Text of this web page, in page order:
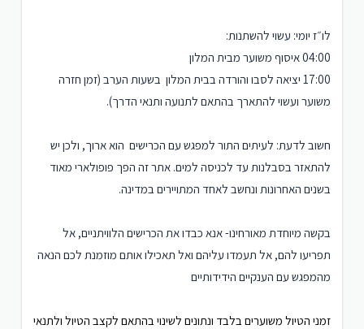
לו״ז יומי: עשוי להשתנות:
04:00 איסוף משוער מבית המלון
17:00 יציאה לסבו והורדה בבית המלון בשעות הערב (זמן חזרה
משוער ועשוי להתארך בהתאם לתנועה ותנאי הדרך).
חשוב לדעת: לעיתים התור למפגש עם הכרישים הוא ארוך, ולכן יש
להתאזר בסבלנות עד לכניסה למים. אתר זה הפך פופולארי מאוד
בשנים האחרונות ונחשב לאחד המתויירים במדינה.
בקשה מיוחדת מאורחינו- אנא כבדו את הכרישים הלוויתניים, אל
תפריעו להם, אל תעמדו עליהם ואל תאכילו אותם מוזמנת לכם הנאה
מהמפגש עם הענקיים הידידותיים
זמני הטיול משוערים בלבד ונתונים לשינוי בהתאם לקצב הטיול ולתנאי